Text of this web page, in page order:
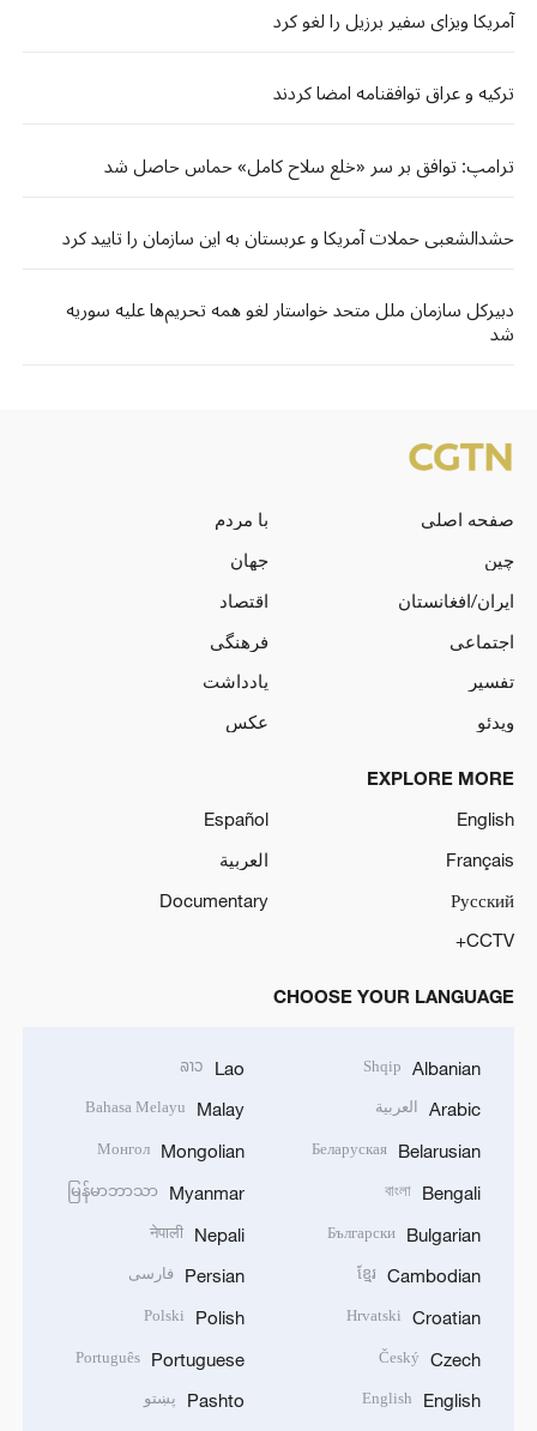
آمریکا ویزای سفیر برزیل را لغو کرد
ترکیه و عراق توافقنامه امضا کردند
ترامپ: توافق بر سر «خلع سلاح کامل» حماس حاصل شد
حشدالشعبی حملات آمریکا و عربستان به این سازمان را تایید کرد
دبیرکل سازمان ملل متحد خواستار لغو همه تحریم‌ها علیه سوریه
شد
صفحه اصلی
با مردم
چین
جهان
ایران/افغانستان
اقتصاد
اجتماعی
فرهنگی
تفسیر
یادداشت
ویدئو
عکس
EXPLORE MORE
English
Español
Français
العربية
Русский
Documentary
CCTV+
CHOOSE YOUR LANGUAGE
Albanian
Shqip
Arabic العربية
Belarusian
Беларуская
Bengali
বাংলা
Bulgarian
Български
Cambodian
ខ្មែរ
Croatian
Hrvatski
Czech
Český
English
English
Lao
ລາວ
Malay
Bahasa Melayu
Mongolian
Монгол
Myanmar
မြန်မာဘာသာ
Nepali
नेपाली
Persian فارسی
Polish
Polski
Portuguese
Português
Pashto پښتو